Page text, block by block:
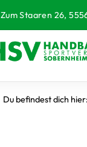
Zum Staaren 26,
Du befindest dich hier: